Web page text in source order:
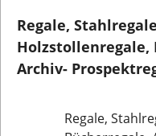
Regale,
Holzstollenregale,
Archiv-
Regale,